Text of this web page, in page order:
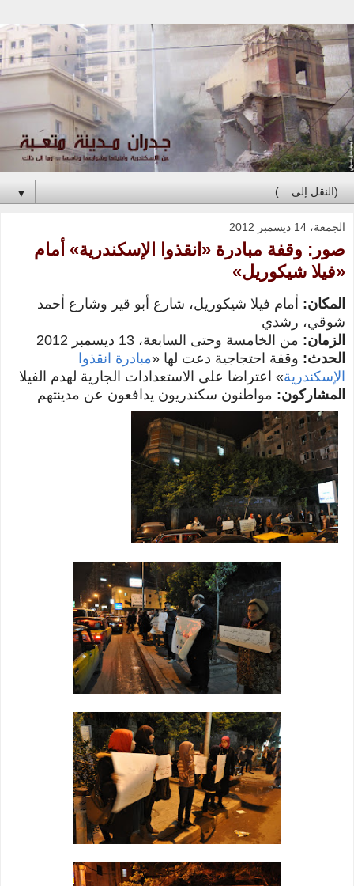
▼
الجمعة، 14 ديسمبر 2012
صور: وقفة مبادرة «انقذوا الإسكندرية» أمام
«فيلا شيكوريل»
المكان: أمام فيلا شيكوريل، شارع أبو قير وشارع أحمد
شوقي، رشدي
الزمان: من الخامسة وحتى السابعة، 13 ديسمبر 2012
الحدث: وقفة احتجاجية دعت لها «مبادرة انقذوا
الإسكندرية» اعتراضا على الاستعدادات الجارية لهدم الفيلا
المشاركون: مواطنون سكندريون يدافعون عن مدينتهم